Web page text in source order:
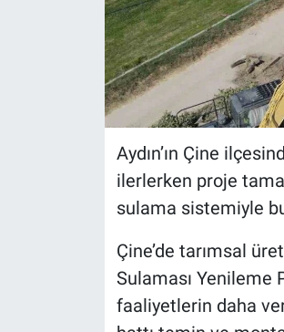
Aydın’ın Çine
ilerlerken proje
sulama sistemiyle
Çine’de tarımsal
Sulaması Yenileme
faaliyetlerin daha